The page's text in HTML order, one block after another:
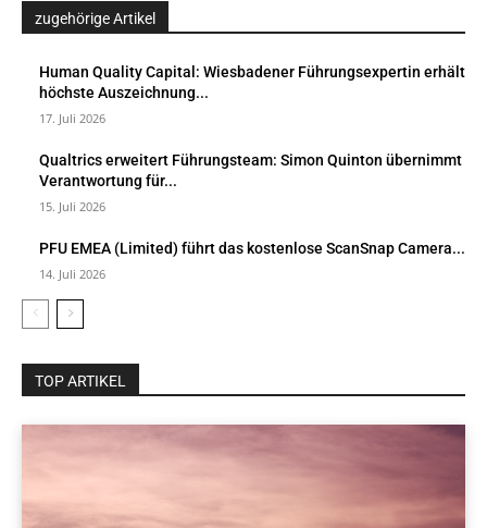
zugehörige Artikel
Human Quality Capital: Wiesbadener Führungsexpertin erhält
höchste Auszeichnung...
17. Juli 2026
Qualtrics erweitert Führungsteam: Simon Quinton übernimmt
Verantwortung für...
15. Juli 2026
PFU EMEA (Limited) führt das kostenlose ScanSnap Camera...
14. Juli 2026
TOP ARTIKEL